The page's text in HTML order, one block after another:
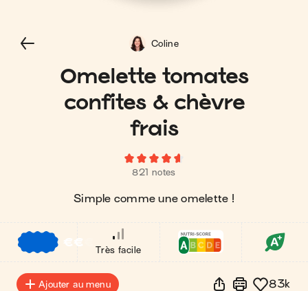
Omelette tomates
confites & chèvre
frais
821 notes
Simple comme une omelette !
Coline
€€
Très facile
Ajouter au menu 83k